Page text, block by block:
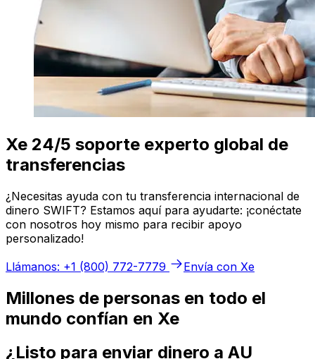
Xe 24/5 soporte experto global de
transferencias
¿Necesitas ayuda con tu transferencia internacional de
dinero SWIFT? Estamos aquí para ayudarte: ¡conéctate
con nosotros hoy mismo para recibir apoyo
personalizado!
Llámanos: +1 (800) 772-7779
Envía con Xe
Millones de personas en todo el
mundo confían en Xe
¿Listo para enviar dinero a AU